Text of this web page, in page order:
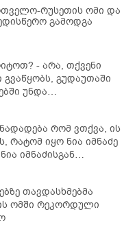
რუსეთის ომი და
გამოდგა
- არა, თქვენი
გუდაუთაში
უნდა
რომ ვთქვა, ის
რატომ იყო ნია იმნაძე
იმნაძისგან
ეს" - რას
თავდასხმებმა
ომში რეკორდული